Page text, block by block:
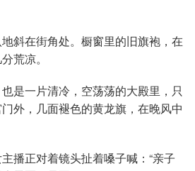
斜在街角处。橱窗里的旧旗袍，在
荒凉。
是一片清冷，空荡荡的大殿里，只
外，几面褪色的黄龙旗，在晚风中
播正对着镜头扯着嗓子喊：“亲子